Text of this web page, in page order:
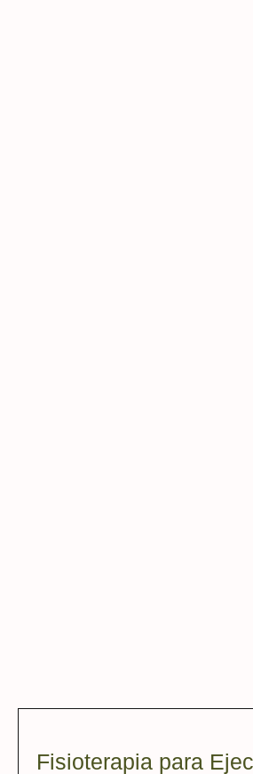
Fisioterapia para